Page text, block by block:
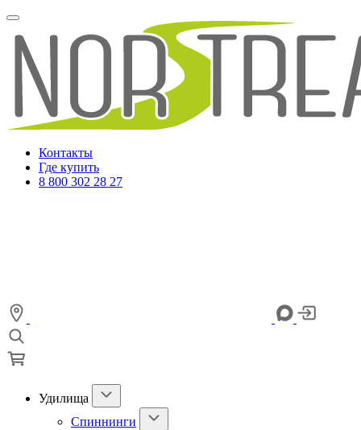
Контакты
Где купить
8 800 302 28 27
Удилища
Спиннинги